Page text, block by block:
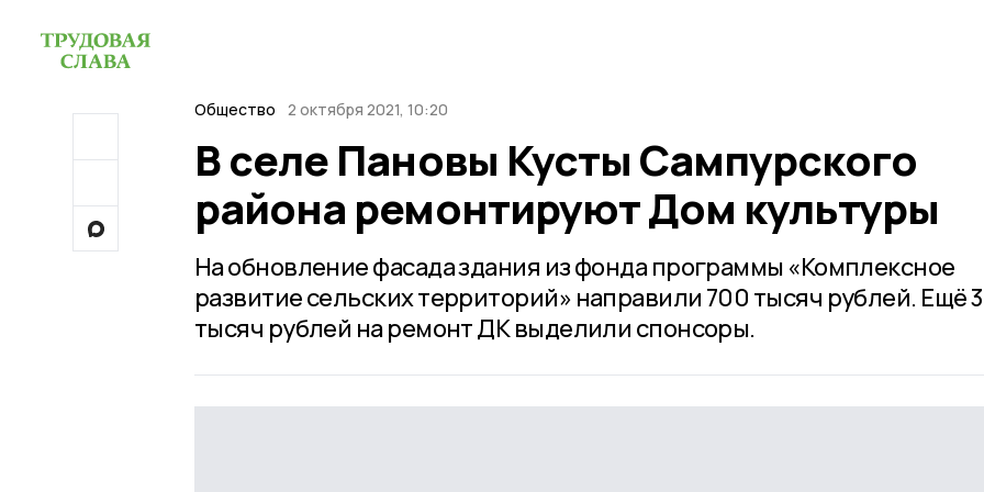
Общество 2 октября 2021, 10:20
В селе Пановы Кусты Сампурского
района ремонтируют Дом культуры
На обновление фасада здания из фонда программы «Комплексное
развитие сельских территорий» направили 700 тысяч рублей. Ещё
тысяч рублей на ремонт ДК выделили спонсоры.